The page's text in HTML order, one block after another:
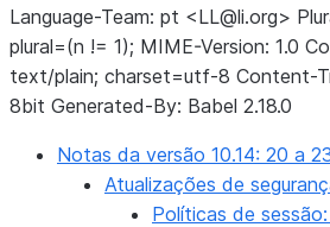
Language-Team: pt <LL@li.org>
plural=(n != 1); MIME-Version: 1.0
text/plain; charset=utf-8 Content-
8bit Generated-By: Babel 2.18.0
Notas da versão 10.14: 20 a
Atualizações de
Políticas de